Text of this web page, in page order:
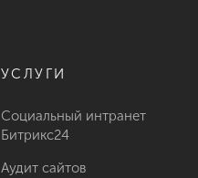
УСЛУГИ
Социальный интранет
Битрикс24
Аудит сайтов